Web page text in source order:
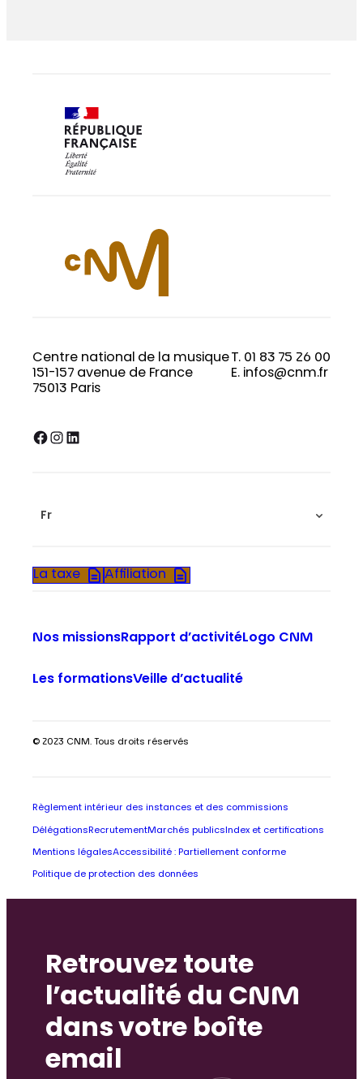
Centre national de la musique
151-157 avenue de France
75013 Paris
T. 01 83 75 26 00
E. infos@cnm.fr
Facebook InstagramLinkedIn
Fr
La taxe Affiliation
Nos missionsRapport d’activitéLogo CNM
Les formationsVeille d’actualité
© 2023 CNM. Tous droits réservés
Règlement intérieur des instances et des commissions
Délégations RecrutementMarchés publics Index et certifications
Mentions légalesAccessibilité : Partiellement conforme
Politique de protection des données
Retrouvez toute
l’actualité du CNM
dans votre boîte
email